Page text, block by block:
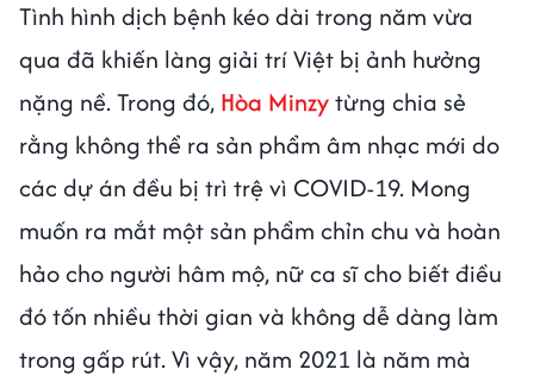
Tình hình dịch bệnh kéo dài trong năm vừa
qua đã khiến làng giải trí Việt bị ảnh hưởng
nặng nề. Trong đó, Hòa Minzytừng chia sẻ
rằng không thể ra sản phẩm âm nhạc mới do
các dự án đều bị trì trệ vì COVID-19. Mong
muốn ra mắt một sản phẩm chỉn chu và hoàn
hảo cho người hâm mộ, nữ ca sĩ cho biết điều
đó tốn nhiều thời gian và không dễ dàng làm
trong gấp rút. Vì vậy, năm 2021 là năm mà